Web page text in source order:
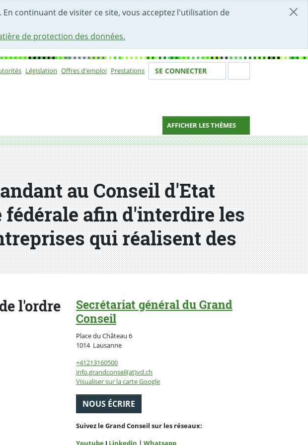
continuant de visiter ce site, vous acceptez l'utilisation de
de protection des données.
Législation Offres d'emploi Prestations Votre identité
SE CONNECTER
AFFICHER LES THÈMES
au Conseil d'Etat
afin d'interdire les
qui réalisent des
l'ordre
Secrétariat général du Grand
Conseil
Place du Château 6
1014 LausanneSuisse
+41213160500
info.grandconseil(at)vd.ch
Visualiser sur la carte Google
NOUS ÉCRIRE
Suivez le Grand Conseil sur les réseaux:
Youtube I Linkedin | Whatsapp